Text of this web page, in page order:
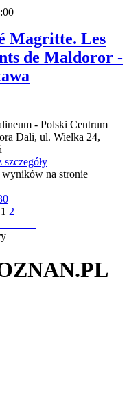
Magritte. Les
de Maldoror -
- Polski Centrum
Dali, ul. Wielka 24,
szczegóły
na stronie
1 2